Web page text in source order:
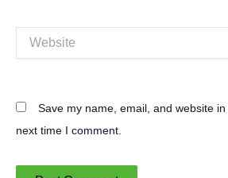
Save my name, email, and website
next time I comment.